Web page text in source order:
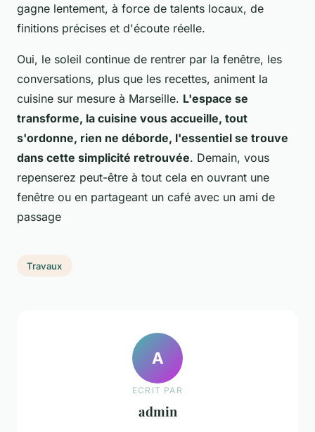
gagne lentement, à force de talents locaux, de
finitions précises et d'écoute réelle.
Oui, le soleil continue de rentrer par la fenêtre, les
conversations, plus que les recettes, animent la
cuisine sur mesure à Marseille. L'espace se
transforme, la cuisine vous accueille, tout
s'ordonne, rien ne déborde, l'essentiel se trouve
dans cette simplicité retrouvée. Demain, vous
repenserez peut-être à tout cela en ouvrant une
fenêtre ou en partageant un café avec un ami de
passage
Travaux
A
ECRIT PAR
admin